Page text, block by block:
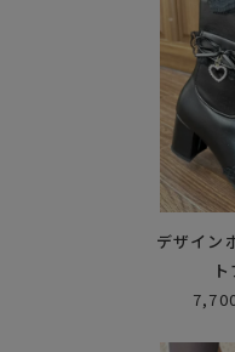
デザイン